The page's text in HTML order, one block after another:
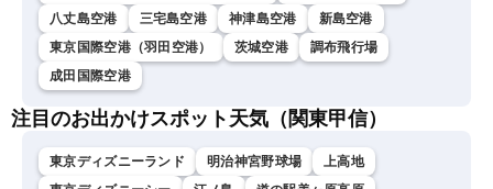
八丈島空港
三宅島空港 神津島空港
新島空港
東京国際空港（羽田空港）
茨城空港
調布飛行場
成田国際空港
注目のお出かけスポット天気（関東甲信）
東京ディズニーランド 明治神宮野球場
上高地